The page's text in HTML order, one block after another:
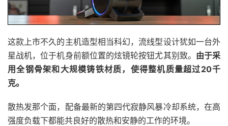
这款上市不久的主机造型相当科幻，流线型设计犹如一台外
星战机，位于机身前额位置的炫镜轮按钮尤其别致。 由于采
用全钢骨架和大规模铸铁材质，使得整机质量超过20千
克。
散热发那个面，配备最新的第四代寂静风暴冷却系统，在高
强度负载下都能共良好的散热和安静的工作的环境。